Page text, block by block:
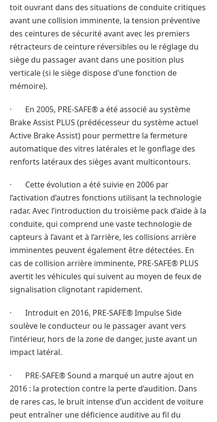
toit ouvrant dans des situations de conduite critiques
avant une collision imminente, la tension préventive
des ceintures de sécurité avant avec les premiers
rétracteurs de ceinture réversibles ou le réglage du
siège du passager avant dans une position plus
verticale (si le siège dispose d’une fonction de
mémoire).
· En 2005, PRE-SAFE® a été associé au système
Brake Assist PLUS (prédécesseur du système actuel
Active Brake Assist) pour permettre la fermeture
automatique des vitres latérales et le gonflage des
renforts latéraux des sièges avant multicontours.
· Cette évolution a été suivie en 2006 par
l’activation d’autres fonctions utilisant la technologie
radar. Avec l’introduction du troisième pack d’aide à la
conduite, qui comprend une vaste technologie de
capteurs à l’avant et à l’arrière, les collisions arrière
imminentes peuvent également être détectées. En
cas de collision arrière imminente, PRE-SAFE® PLUS
avertit les véhicules qui suivent au moyen de feux de
signalisation clignotant rapidement.
· Introduit en 2016, PRE-SAFE® Impulse Side
soulève le conducteur ou le passager avant vers
l’intérieur, hors de la zone de danger, juste avant un
impact latéral.
· PRE-SAFE® Sound a marqué un autre ajout en
2016 : la protection contre la perte d’audition. Dans
de rares cas, le bruit intense d’un accident de voiture
peut entraîner une déficience auditive au fil du